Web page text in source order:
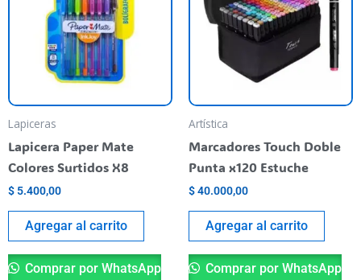
Lapiceras
Lapicera Paper Mate
Colores Surtidos X8
$ 5.400,00
Agregar al carrito
Comprar por WhatsApp
Artística
Marcadores Touch Doble
Punta x120 Estuche
$40.000,00
Agregar al carrito
Comprar por WhatsApp